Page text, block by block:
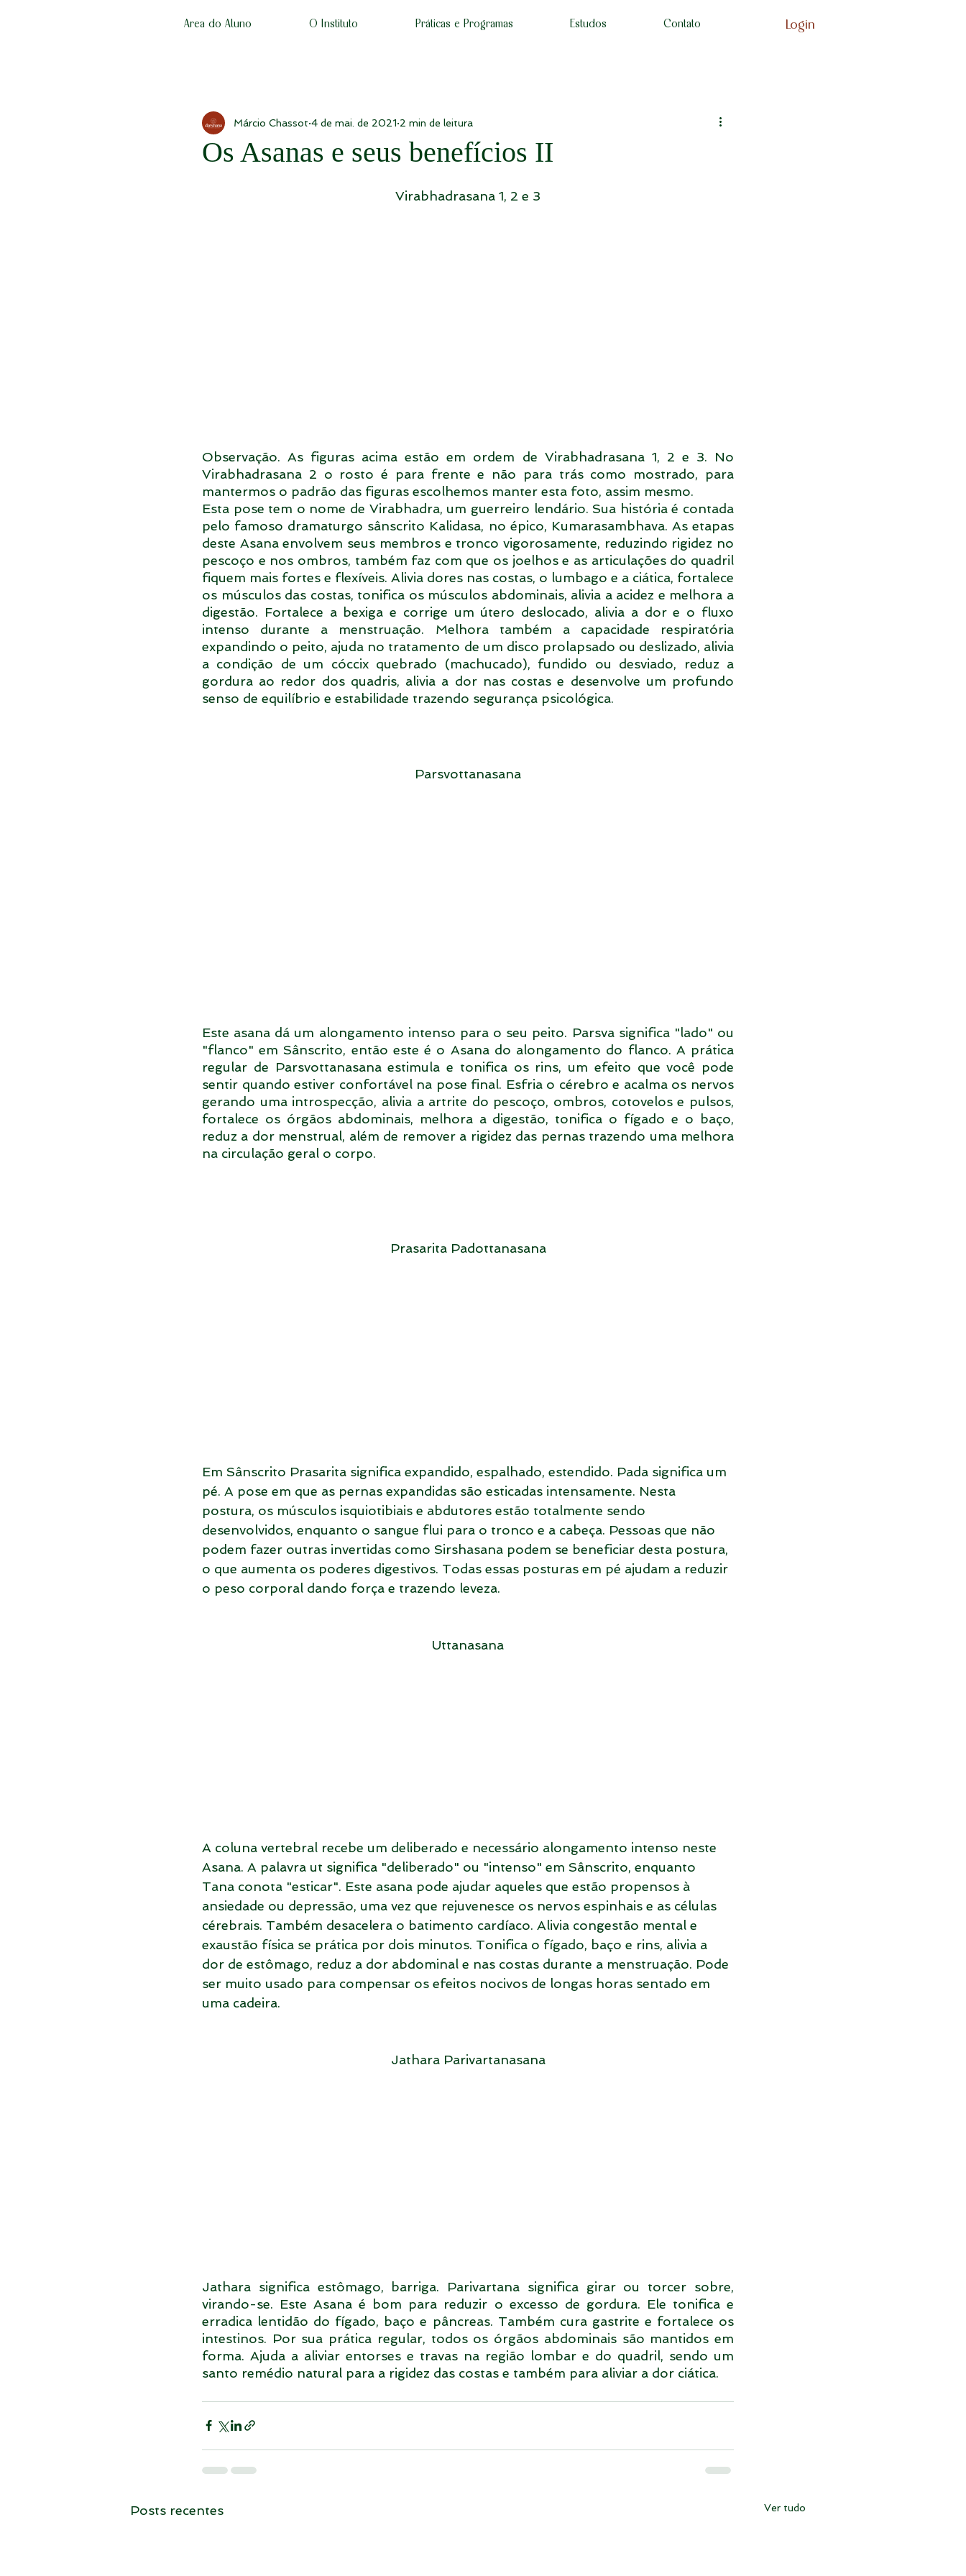
Area do Aluno O Instituto Práticas e Programas Estudos Contato Login
Os Asanas e seus benefícios II
Márcio Chassot 4 de mai. de 2021 2 min de leitura
Virabhadrasana 1, 2 e 3
Observação. As figuras acima estão em ordem de Virabhadrasana 1, 2 e 3. No
Virabhadrasana 2 o rosto é para frente e não para trás como mostrado, para
mantermos o padrão das figuras escolhemos manter esta foto, assim mesmo.
Esta pose tem o nome de Virabhadra, um guerreiro lendário. Sua história é contada
pelo famoso dramaturgo sânscrito Kalidasa, no épico, Kumarasambhava. As etapas
deste Asana envolvem seus membros e tronco vigorosamente, reduzindo rigidez no
pescoço e nos ombros, também faz com que os joelhos e as articulações do quadril
fiquem mais fortes e flexíveis. Alivia dores nas costas, o lumbago e a ciática, fortalece
os músculos das costas, tonifica os músculos abdominais, alivia a acidez e melhora a
digestão. Fortalece a bexiga e corrige um útero deslocado, alivia a dor e o fluxo
intenso durante a menstruação. Melhora também a capacidade respiratória
expandindo o peito, ajuda no tratamento de um disco prolapsado ou deslizado, alivia
a condição de um cóccix quebrado (machucado), fundido ou desviado, reduz a
gordura ao redor dos quadris, alivia a dor nas costas e desenvolve um profundo
senso de equilíbrio e estabilidade trazendo segurança psicológica.
Parsvottanasana
Este asana dá um alongamento intenso para o seu peito. Parsva significa "lado" ou
"flanco" em Sânscrito, então este é o Asana do alongamento do flanco. A prática
regular de Parsvottanasana estimula e tonifica os rins, um efeito que você pode
sentir quando estiver confortável na pose final. Esfria o cérebro e acalma os nervos
gerando uma introspecção, alivia a artrite do pescoço, ombros, cotovelos e pulsos,
fortalece os órgãos abdominais, melhora a digestão, tonifica o fígado e o baço,
reduz a dor menstrual, além de remover a rigidez das pernas trazendo uma melhora
na circulação geral o corpo.
Prasarita Padottanasana
Em Sânscrito Prasarita significa expandido, espalhado, estendido. Pada significa um
pé. A pose em que as pernas expandidas são esticadas intensamente. Nesta
postura, os músculos isquiotibiais e abdutores estão totalmente sendo
desenvolvidos, enquanto o sangue flui para o tronco e a cabeça. Pessoas que não
podem fazer outras invertidas como Sirshasana podem se beneficiar desta postura,
o que aumenta os poderes digestivos. Todas essas posturas em pé ajudam a reduzir
o peso corporal dando força e trazendo leveza.
Uttanasana
A coluna vertebral recebe um deliberado e necessário alongamento intenso neste
Asana. A palavra ut significa "deliberado" ou "intenso" em Sânscrito, enquanto
Tana conota "esticar". Este asana pode ajudar aqueles que estão propensos à
ansiedade ou depressão, uma vez que rejuvenesce os nervos espinhais e as células
cérebrais. Também desacelera o batimento cardíaco. Alivia congestão mental e
exaustão física se prática por dois minutos. Tonifica o fígado, baço e rins, alivia a
dor de estômago, reduz a dor abdominal e nas costas durante a menstruação. Pode
ser muito usado para compensar os efeitos nocivos de longas horas sentado em
uma cadeira.
Jathara Parivartanasana
Jathara significa estômago, barriga. Parivartana significa girar ou torcer sobre,
virando-se. Este Asana é bom para reduzir o excesso de gordura. Ele tonifica e
erradica lentidão do fígado, baço e pâncreas. Também cura gastrite e fortalece os
intestinos. Por sua prática regular, todos os órgãos abdominais são mantidos em
forma. Ajuda a aliviar entorses e travas na região lombar e do quadril, sendo um
santo remédio natural para a rigidez das costas e também para aliviar a dor ciática.
Posts recentes Ver tudo